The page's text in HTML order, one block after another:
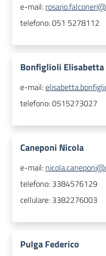
e-mail:
telefono:051 5278112
Bonfiglioli Elisabetta
e-mail:
telefono:0515273027
Caneponi Nicola
e-mail:
telefono: 3384576129
cellulare: 3382276003
Pulga Federico